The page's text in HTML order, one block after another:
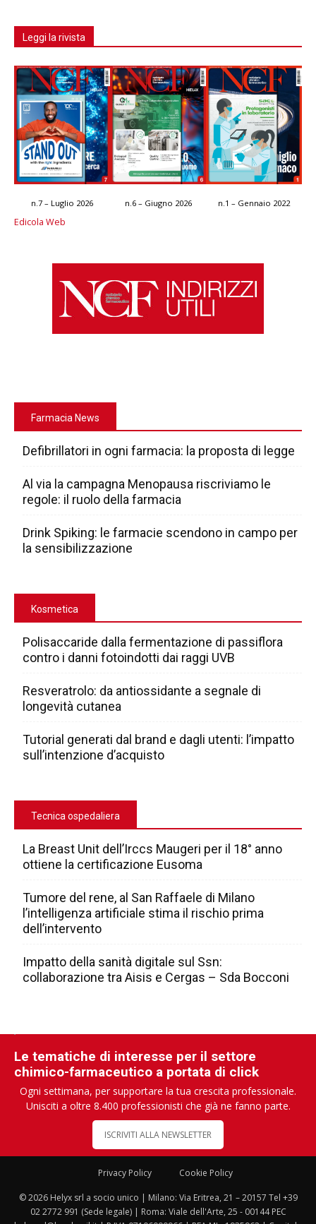
Leggi la rivista
n.7 – Luglio 2026 n.6 – Giugno 2026 n.1 – Gennaio 2022
Edicola Web
Farmacia News
Defibrillatori in ogni farmacia: la proposta di legge
Al via la campagna Menopausa riscriviamo le
regole: il ruolo della farmacia
Drink Spiking: le farmacie scendono in campo per
la sensibilizzazione
Kosmetica
Polisaccaride dalla fermentazione di passiflora
contro i danni fotoindotti dai raggi UVB
Resveratrolo: da antiossidante a segnale di
longevità cutanea
Tutorial generati dal brand e dagli utenti: l’impatto
sull’intenzione d’acquisto
Tecnica ospedaliera
La Breast Unit dell’Irccs Maugeri per il 18° anno
ottiene la certificazione Eusoma
Tumore del rene, al San Raffaele di Milano
l’intelligenza artificiale stima il rischio prima
dell’intervento
Impatto della sanità digitale sul Ssn:
collaborazione tra Aisis e Cergas – Sda Bocconi
Le tematiche di interesse per il settore
chimico-farmaceutico a portata di click
Ogni settimana, per supportare la tua crescita professionale.
Unisciti a oltre 8.400 professionisti che già ne fanno parte.
ISCRIVITI ALLA NEWSLETTER
Privacy Policy Cookie Policy
© 2026 Helyx srl a socio unico | Milano: Via Eritrea, 21 – 20157 Tel +39
02 2772 991 (Sede legale) | Roma: Viale dell'Arte, 25 - 00144 PEC